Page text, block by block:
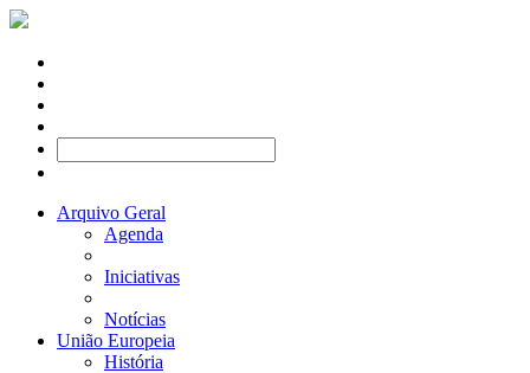
Arquivo Geral
Agenda
Iniciativas
Notícias
União Europeia
História